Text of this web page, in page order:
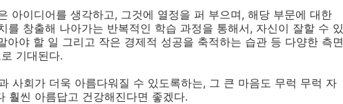
아이디어를 생각하고, 그것에 열정을 퍼 부으며, 해당 부문에 대한
를 창출해 나아가는 반복적인 학습 과정을 통해서, 자신이 잘할 수 있
아야 할 일 그리고 작은 경제적 성공을 축적하는 습관 등 다양한 측면
기대된다.
사회가 더욱 아름다워질 수 있도록하는, 그 큰 마음도 무럭 무럭 자
훨씬 아름답고 건강해진다면 좋겠다.